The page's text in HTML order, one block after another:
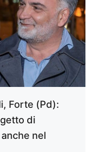
Forte (Pd):
di
nel